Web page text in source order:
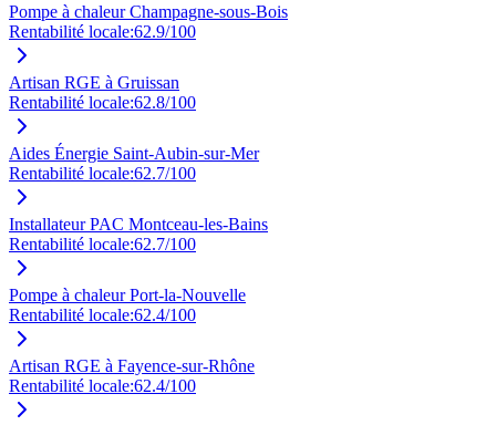
Pompe à chaleur Champagne-sous-Bois
Rentabilité locale:62.9/100
Artisan RGE à Gruissan
Rentabilité locale:62.8/100
Aides Énergie Saint-Aubin-sur-Mer
Rentabilité locale:62.7/100
Installateur PAC Montceau-les-Bains
Rentabilité locale:62.7/100
Pompe à chaleur Port-la-Nouvelle
Rentabilité locale:62.4/100
Artisan RGE à Fayence-sur-Rhône
Rentabilité locale:62.4/100